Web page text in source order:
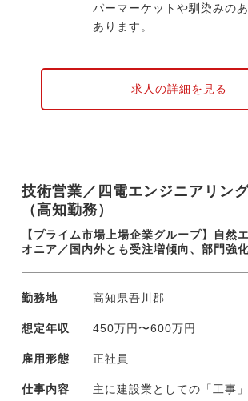
パーマーケットや馴染みの
あります。
としてサポートしますので
求人の詳細を見る
技術営業／四電エンジニアリン
（高知勤務）
【プライム市場上場企業グループ】自然
オニア／国内外とも受注増傾向、部門強
勤務地 高知県吾川郡
想定年収 450万円〜600万円
雇用形態 正社員
仕事内容
主に建設業としての「工事